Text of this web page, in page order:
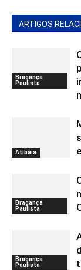
ARTIGOS
Bragança
Paulista
Atibaia
Bragança
Paulista
Bragança
Paulista